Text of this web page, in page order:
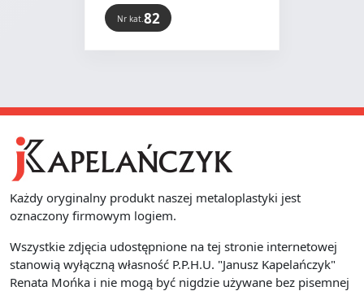
Nr kat. 82
Każdy oryginalny produkt naszej metaloplastyki jest
oznaczony firmowym logiem.
Wszystkie zdjęcia udostępnione na tej stronie internetowej
stanowią wyłączną własność P.P.H.U. "Janusz Kapelańczyk"
Renata Mońka i nie mogą być nigdzie używane bez pisemnej